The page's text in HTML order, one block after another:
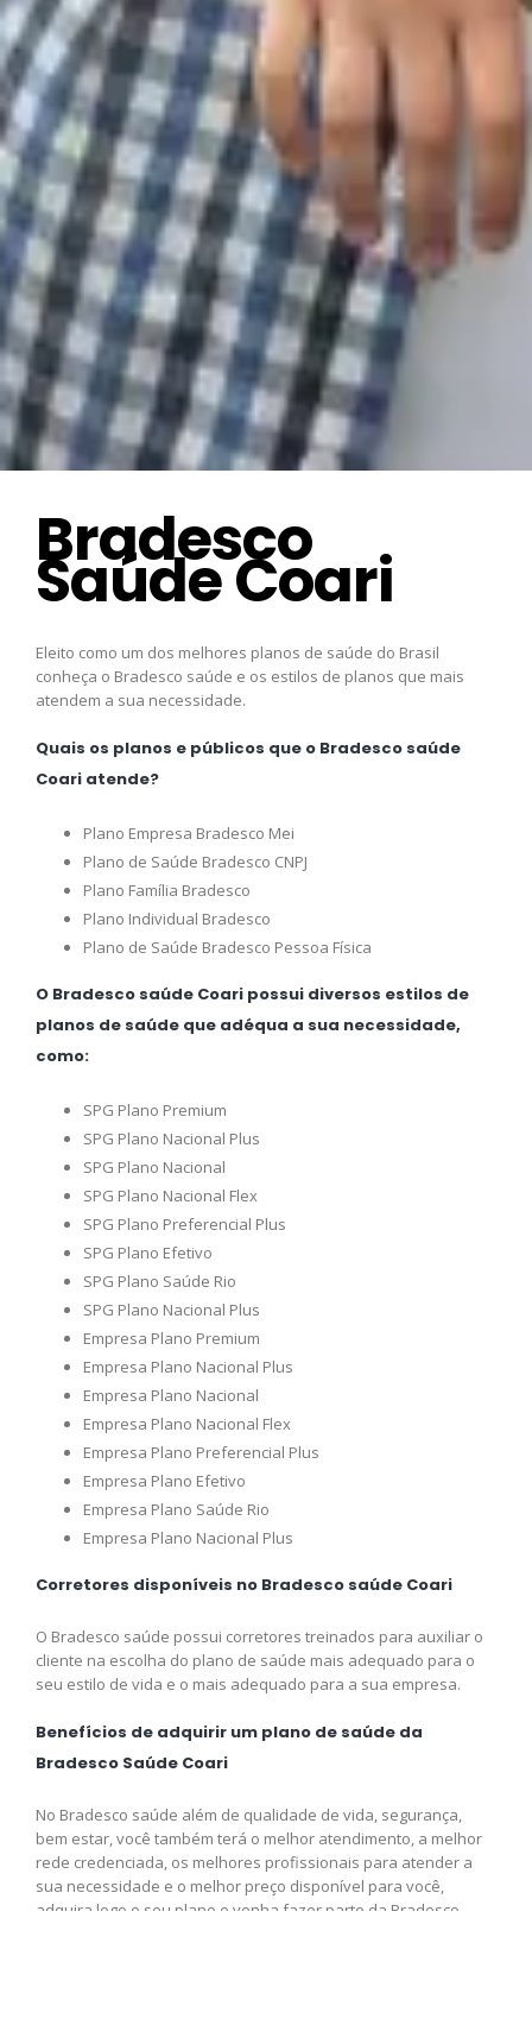
Bradesco
Saúde Coari
Eleito como um dos melhores planos de saúde do Brasil
conheça o Bradesco saúde e os estilos de planos que mais
atendem a sua necessidade.
Quais os planos e públicos que o Bradesco saúde
Coari atende?
Plano Empresa Bradesco Mei
Plano de Saúde Bradesco CNPJ
Plano Família Bradesco
Plano Individual Bradesco
Plano de Saúde Bradesco Pessoa Física
O Bradesco saúde Coari possui diversos estilos de
planos de saúde que adéqua a sua necessidade,
como:
SPG Plano Premium
SPG Plano Nacional Plus
SPG Plano Nacional
SPG Plano Nacional Flex
SPG Plano Preferencial Plus
SPG Plano Efetivo
SPG Plano Saúde Rio
SPG Plano Nacional Plus
Empresa Plano Premium
Empresa Plano Nacional Plus
Empresa Plano Nacional
Empresa Plano Nacional Flex
Empresa Plano Preferencial Plus
Empresa Plano Efetivo
Empresa Plano Saúde Rio
Empresa Plano Nacional Plus
Corretores disponíveis no Bradesco saúde Coari
O Bradesco saúde possui corretores treinados para auxiliar o
cliente na escolha do plano de saúde mais adequado para o
seu estilo de vida e o mais adequado para a sua empresa.
Benefícios de adquirir um plano de saúde da
Bradesco Saúde Coari
No Bradesco saúde além de qualidade de vida, segurança,
bem estar, você também terá o melhor atendimento, a melhor
rede credenciada, os melhores profissionais para atender a
sua necessidade e o melhor preço disponível para você,
adquira logo o seu plano e venha fazer parte da Bradesco